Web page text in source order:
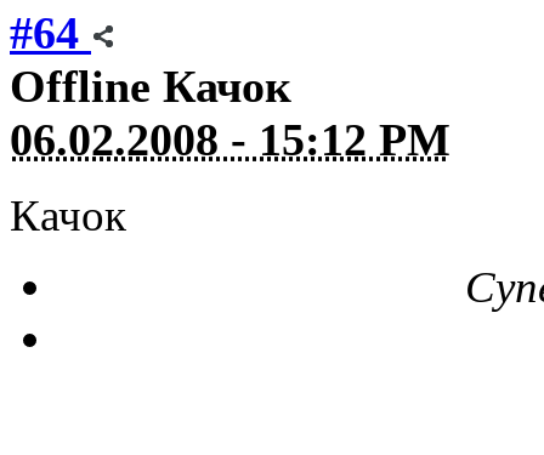
#64
Offline Качок
06.02.2008 - 15:12 PM
Качок